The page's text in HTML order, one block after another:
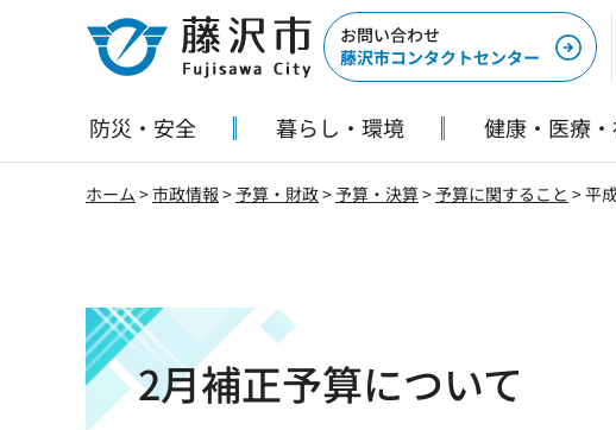
藤沢市
お問い合わせ
藤沢市コンタクトセンター
防災・安全 暮らし・環境 健康・医療
ホーム >市政情報 >予算・財政>予算・決算>予算に関すること > 平
2月補正予算について